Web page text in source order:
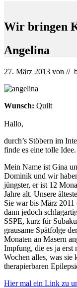
Wir bringen
Angelina
27. März 2013 von //
Wunsch: Quilt
Hallo,
durch’s Stöbern im
finde es eine tolle Idee.
Mein Name ist Gina
Dominik und wir
jüngster, er ist 12
Jahre alt. Unsere
Sie war bis März
dann jedoch
SSPE, kurz für
grausame Spätfolge
Monaten an Masern
Impfung, die es ja erst
Wochen alles, was sie
therapierbaren
Hier mal ein Link zu